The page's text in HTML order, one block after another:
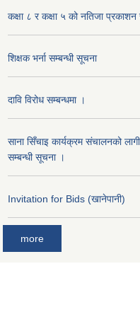
कक्षा ८ र कक्षा ५ को नतिजा प्रकाशन
शिक्षक भर्ना सम्बन्धी सूचना
दावि विरोध सम्बन्धमा ।
साना सिँचाइ कार्यक्रम संचालनको
सम्बन्धी सूचना ।
Invitation for Bids (खानेपानी)
more